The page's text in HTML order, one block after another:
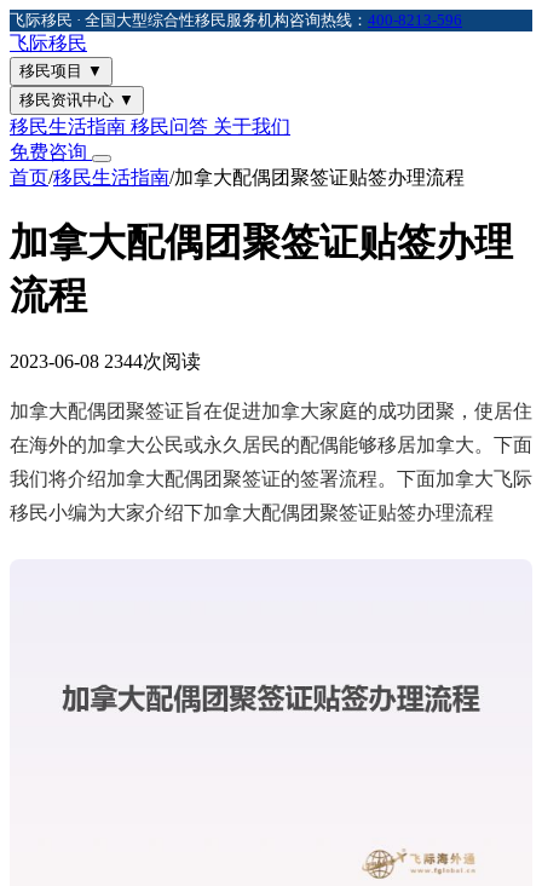
飞际移民 · 全国大型综合性移民服务机构咨询热线： 400-8213-596
飞际移民
移民项目 ▼
移民资讯中心 ▼
移民生活指南 移民问答 关于我们
免费咨询
首页/移民生活指南/加拿大配偶团聚签证贴签办理流程
加拿大配偶团聚签证贴签办理
流程
2023-06-08 2344次阅读
加拿大配偶团聚签证旨在促进加拿大家庭的成功团聚，使居住
在海外的加拿大公民或永久居民的配偶能够移居加拿大。下面
我们将介绍加拿大配偶团聚签证的签署流程。下面加拿大飞际
移民小编为大家介绍下加拿大配偶团聚签证贴签办理流程